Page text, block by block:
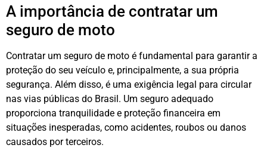
A importância de contratar um
seguro de moto
Contratar um seguro de moto é fundamental para garantir a
proteção do seu veículo e, principalmente, a sua própria
segurança. Além disso, é uma exigência legal para circular
nas vias públicas do Brasil. Um seguro adequado
proporciona tranquilidade e proteção financeira em
situações inesperadas, como acidentes, roubos ou danos
causados ​​por terceiros.